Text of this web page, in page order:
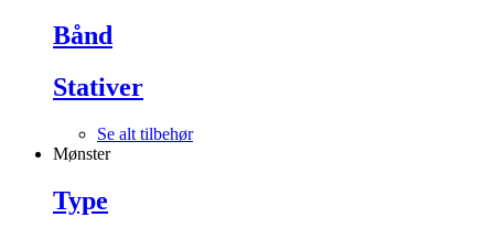
Bånd
Stativer
Se alt tilbehør
Mønster
Type